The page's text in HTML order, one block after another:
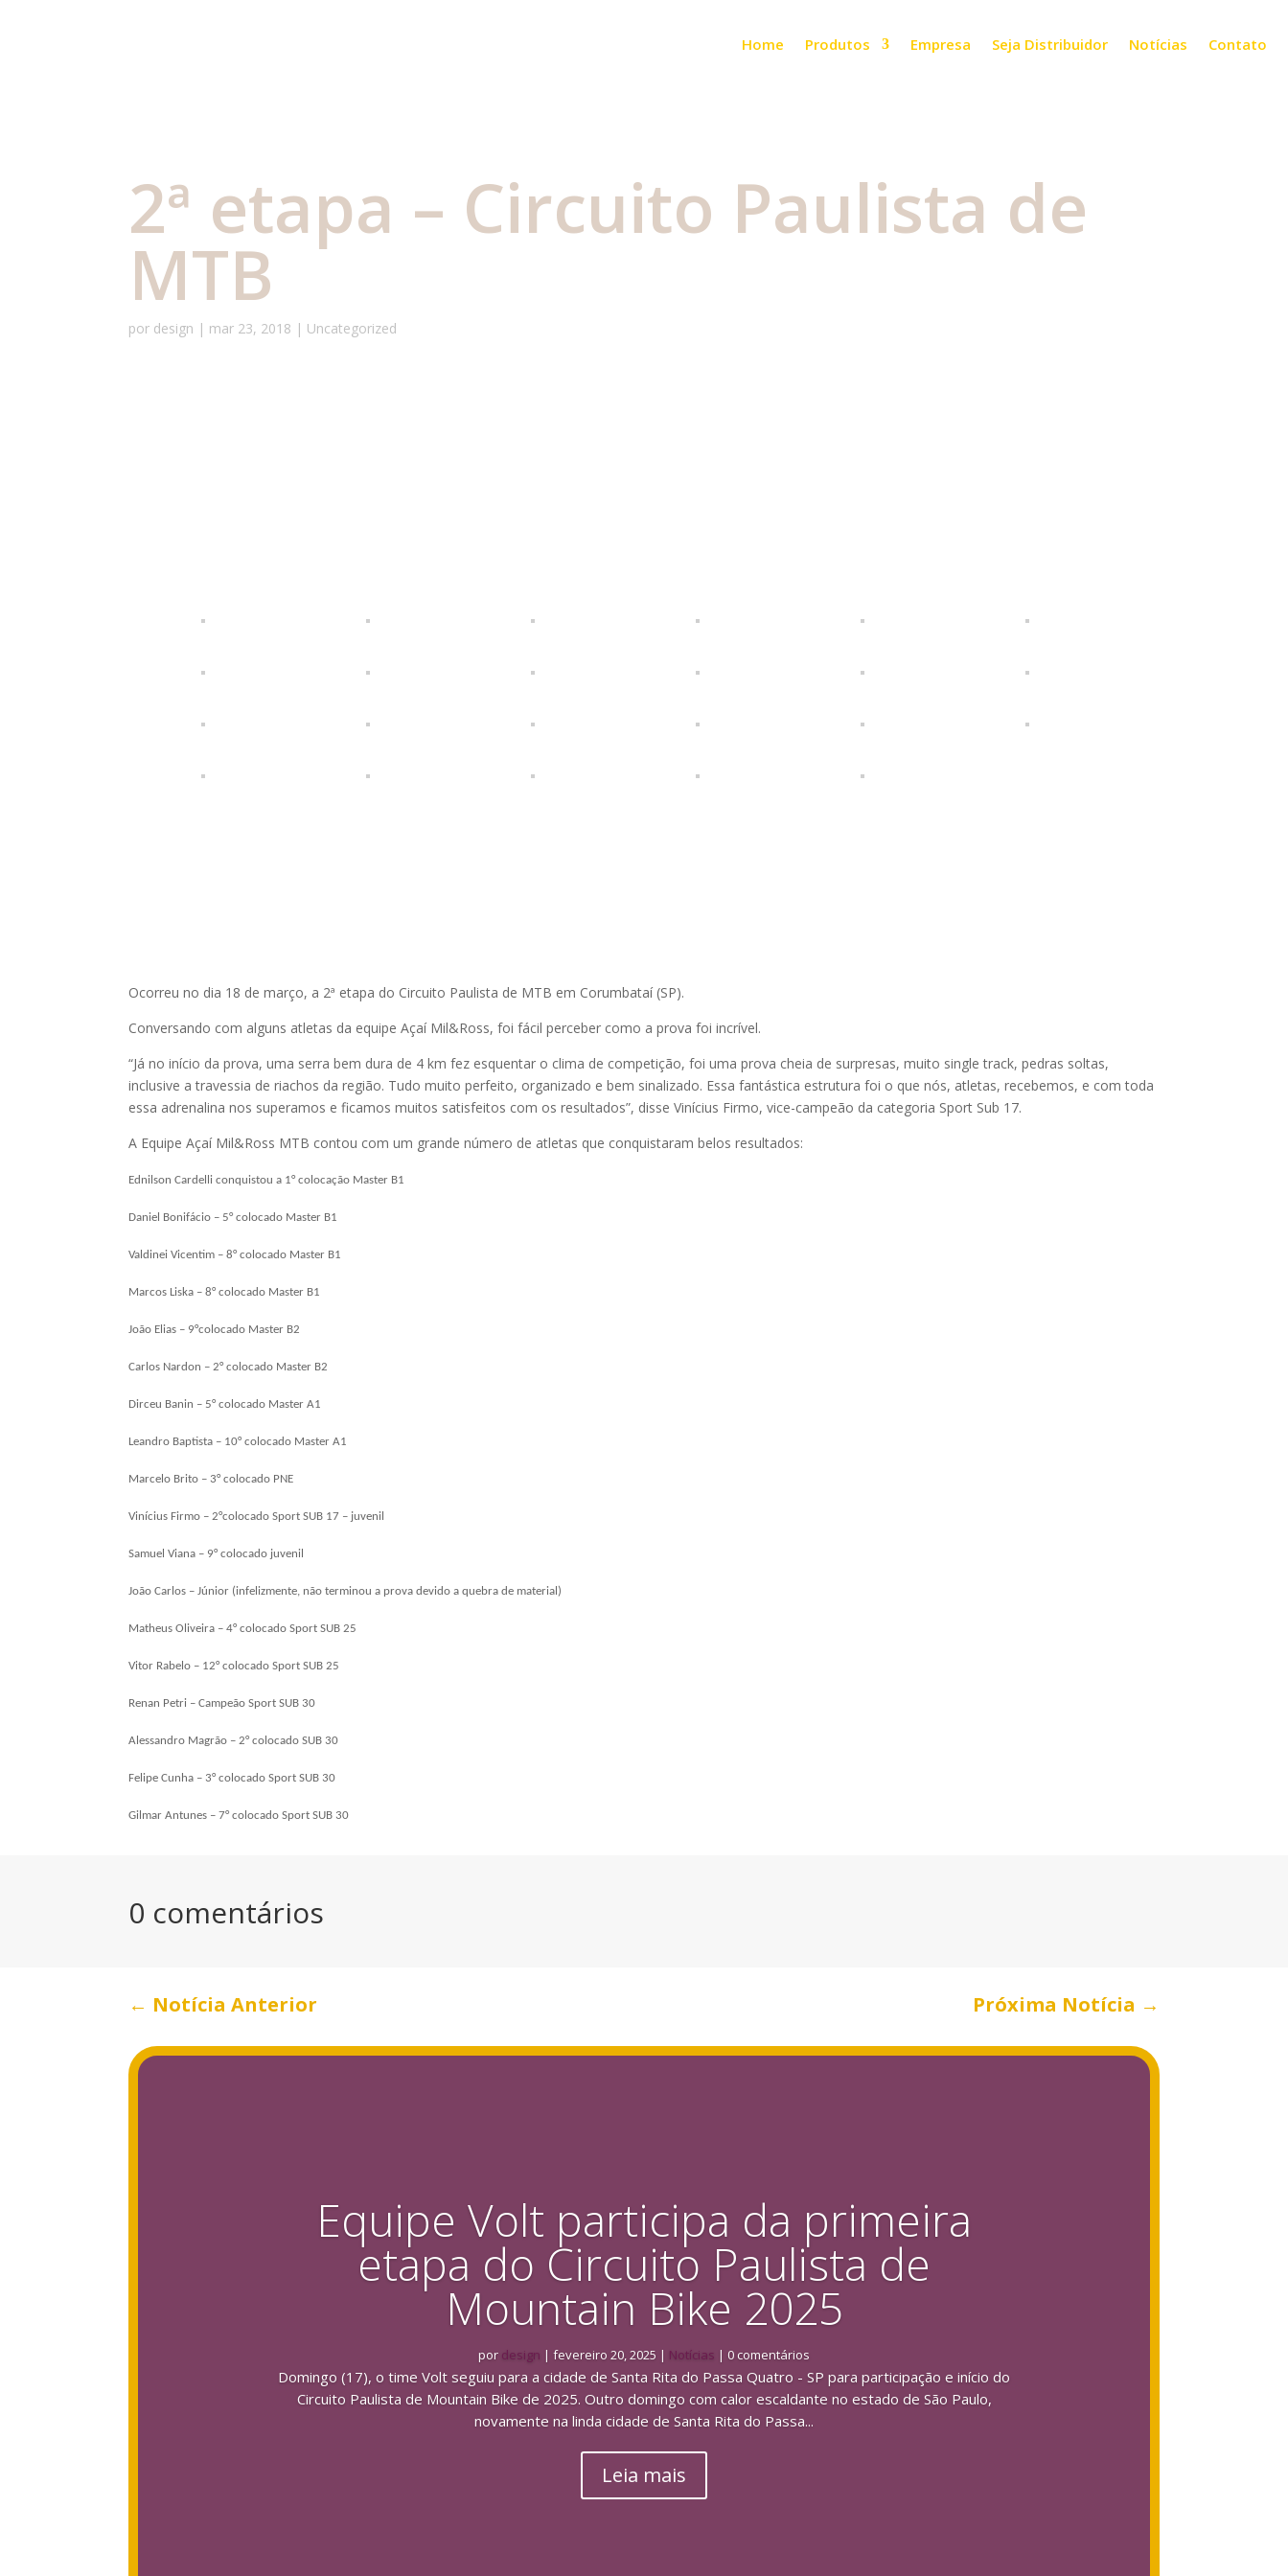
Home Produtos Empresa Seja Distribuidor Notícias Contato
2ª etapa – Circuito Paulista de
MTB
por design | mar 23, 2018 | Uncategorized
Ocorreu no dia 18 de março, a 2ª etapa do Circuito Paulista de MTB em Corumbataí (SP).
Conversando com alguns atletas da equipe Açaí Mil&Ross, foi fácil perceber como a prova foi incrível.
“Já no início da prova, uma serra bem dura de 4 km fez esquentar o clima de competição, foi uma prova cheia de surpresas, muito single track, pedras soltas,
inclusive a travessia de riachos da região. Tudo muito perfeito, organizado e bem sinalizado. Essa fantástica estrutura foi o que nós, atletas, recebemos, e com toda
essa adrenalina nos superamos e ficamos muitos satisfeitos com os resultados”, disse Vinícius Firmo, vice-campeão da categoria Sport Sub 17.
A Equipe Açaí Mil&Ross MTB contou com um grande número de atletas que conquistaram belos resultados:
Ednilson Cardelli conquistou a 1° colocação Master B1
Daniel Bonifácio – 5° colocado Master B1
Valdinei Vicentim – 8° colocado Master B1
Marcos Liska – 8° colocado Master B1
João Elias – 9°colocado Master B2
Carlos Nardon – 2° colocado Master B2
Dirceu Banin – 5° colocado Master A1
Leandro Baptista – 10° colocado Master A1
Marcelo Brito – 3° colocado PNE
Vinícius Firmo – 2°colocado Sport SUB 17 – juvenil
Samuel Viana – 9° colocado juvenil
João Carlos – Júnior (infelizmente, não terminou a prova devido a quebra de material)
Matheus Oliveira – 4° colocado Sport SUB 25
Vitor Rabelo – 12° colocado Sport SUB 25
Renan Petri – Campeão Sport SUB 30
Alessandro Magrão – 2° colocado SUB 30
Felipe Cunha – 3° colocado Sport SUB 30
Gilmar Antunes – 7° colocado Sport SUB 30
0 comentários
← Notícia Anterior Próxima Notícia →
Equipe Volt participa da primeira
etapa do Circuito Paulista de
Mountain Bike 2025
por design | fevereiro 20, 2025 | Notícias | 0 comentários
Domingo (17), o time Volt seguiu para a cidade de Santa Rita do Passa Quatro - SP para participação e início do
Circuito Paulista de Mountain Bike de 2025. Outro domingo com calor escaldante no estado de São Paulo,
novamente na linda cidade de Santa Rita do Passa...
Leia mais